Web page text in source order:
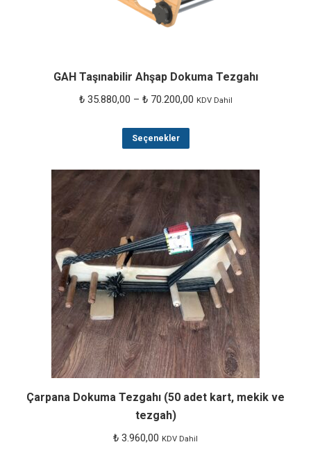
GAH Taşınabilir Ahşap Dokuma Tezgahı
₺35.880,00 – ₺70.200,00Fiyat
₺ 70.200,00
KDV Dahil
Seçenekler
birden
fazla
varyasyonu
var.
Seçenekler
ürün
sayfasından
seçilebilir
Çarpana Dokuma Tezgahı (50 adet kart, mekik ve
tezgah)
₺ 3.960,00 KDV Dahil